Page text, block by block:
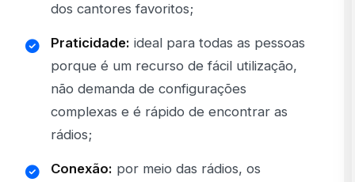
dos cantores favoritos;
Praticidade: ideal para todas as pessoas
porque é um recurso de fácil utilização,
não demanda de configurações
complexas e é rápido de encontrar as
rádios;
Conexão: por meio das rádios, os